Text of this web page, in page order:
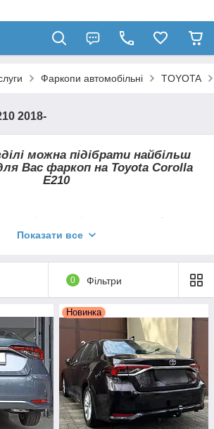
Фаркопи автомобільні TOYOTA
2018-
можна підібрати найбільш
Вас фаркоп наToyota Corolla
E210
фаркопи вітчизняного виробництва,
брендів Hakpol, Auto-Hak,
пристрої у нашому магазині
- це звичайні умовно-
монтується на двох болтах.
доступну ціну і самі
показники.
Показати все
0 Фільтри
Новинка